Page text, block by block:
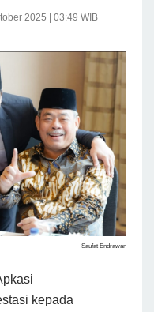
2025 | 03:49 WIB
Saufat Endrawan
kepada